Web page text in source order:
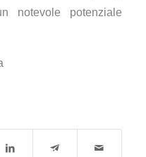
notevole potenziale